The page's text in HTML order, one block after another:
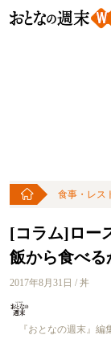
食事・レス
[コラム]ロー
飯から食べる
2017年8月31日 / 丼
『おとなの週末』編